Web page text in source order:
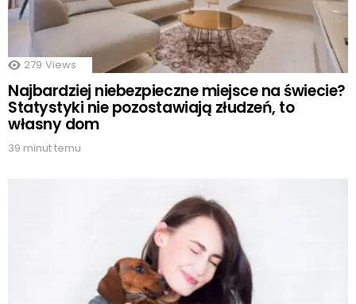
279 Views
Najbardziej niebezpieczne miejsce na świecie?
Statystyki nie pozostawiają złudzeń, to
własny dom
39 minut temu